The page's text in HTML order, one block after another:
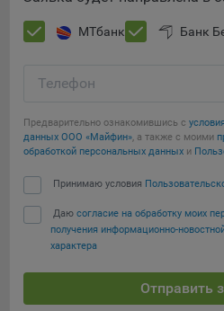
МТбанк Банк
Телефон
Предварительно ознакомившись с
данных ООО «Майфин», а также с моими
обработкой персональных данных и
Принимаю условия
Даю согласие на обработку моих
получения информационно-
характера
Отправить